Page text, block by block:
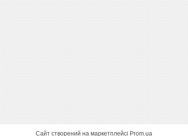
Сайт створений на маркетплейсі Prom.ua